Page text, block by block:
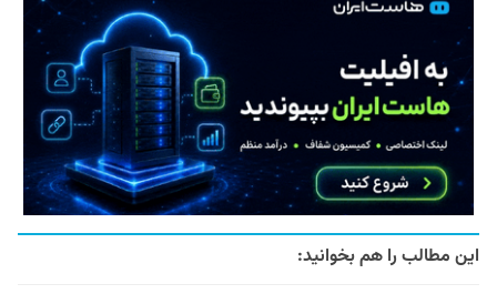
این مطالب را هم بخوانید: